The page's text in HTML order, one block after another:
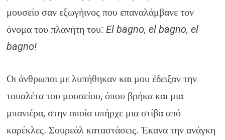
μουσείο σαν εξωγήινος που επαναλάμβανε τον
όνομα του πλανήτη του:El bagno, el bagno, el
bagno!
Οι άνθρωποι με λυπήθηκαν και μου έδειξαν την
τουαλέτα του μουσείου, όπου βρήκα και μια
μπανιέρα, στην οποία υπήρχε μια στίβα από
καρέκλες. Σουρεάλ καταστάσεις. Έκανα την ανάγκη